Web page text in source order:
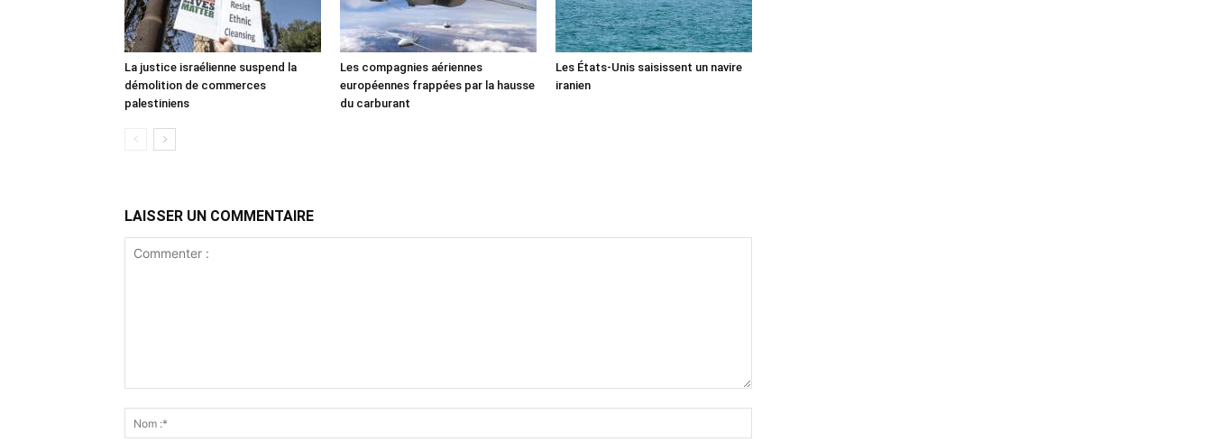
La justice israélienne suspend la
démolition de commerces
palestiniens
Les compagnies aériennes
européennes frappées par la hausse
du carburant
Les États-Unis saisissent un navire
iranien
LAISSER UN COMMENTAIRE